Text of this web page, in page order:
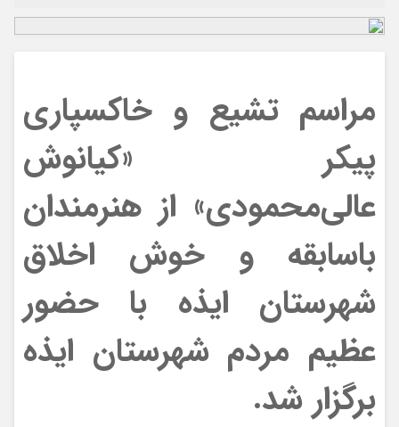
مراسم تشیع و خاکسپاری
پیکر «کیانوش
عالی‌محمودی» از هنرمندان
باسابقه و خوش اخلاق
شهرستان ایذه با حضور
عظیم مردم شهرستان ایذه
برگزار شد.